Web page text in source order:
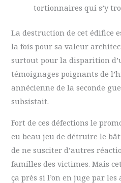
tortionnaires qui s’y
La destruction de cet édifice
la fois pour sa valeur
surtout pour la disparition
témoignages poignants de
annécienne de la seconde
subsistait.
Fort de ces défections le
eu beau jeu de détruire le
de ne susciter d’autres
familles des victimes. Mais
ça près si l’on en juge par les